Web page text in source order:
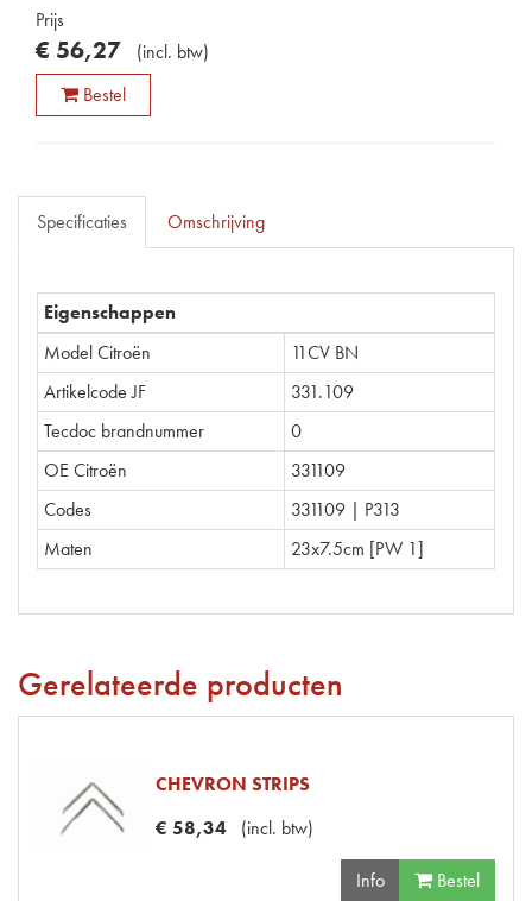
Prijs
€ 56,27 (incl. btw)
Bestel
Specificaties Omschrijving
Eigenschappen
Model Citroën
11CV BN
Artikelcode JF
331.109
Tecdoc brandnummer
0
OE Citroën
331109
Codes
331109 | P313
Maten
23x7.5cm [PW 1]
Gerelateerde producten
CHEVRON STRIPS
€ 58,34 (incl. btw)
Info Bestel